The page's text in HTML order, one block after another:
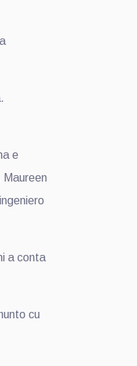
e
Maureen
a conta
cu